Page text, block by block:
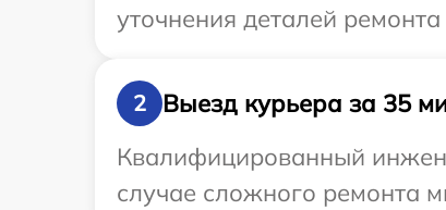
уточнения деталей
2
Выезд курьера за 35
Квалифицированный
случае сложного ремонта